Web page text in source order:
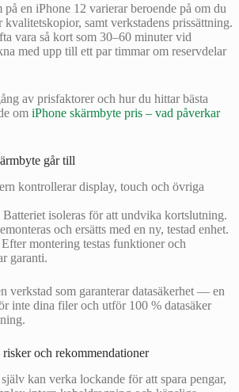
en iPhone 12 varierar beroende på om du
samt verkstadens prissättning.
vara så kort som 30–60 minuter vid
med upp till ett par timmar om reservdelar
av prisfaktorer och hur du hittar bästa
om iPhone skärmbyte pris – vad påverkar
går till
kontrollerar display, touch och övriga
Batteriet isoleras för att undvika kortslutning.
och ersätts med en ny, testad enhet.
montering testas funktioner och
garanti.
verkstad som garanterar datasäkerhet — en
inte dina filer och utför 100 % datasäker
och rekommendationer
kan verka lockande för att spara pengar,